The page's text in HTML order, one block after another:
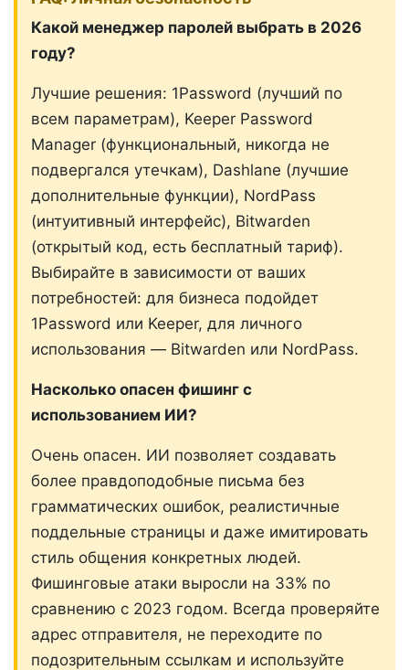
Какой менеджер паролей выбрать в 2026
году?
Лучшие решения: 1Password (лучший по
всем параметрам), Keeper Password
Manager (функциональный, никогда не
подвергался утечкам), Dashlane (лучшие
дополнительные функции), NordPass
(интуитивный интерфейс), Bitwarden
(открытый код, есть бесплатный тариф).
Выбирайте в зависимости от ваших
потребностей: для бизнеса подойдет
1Password или Keeper, для личного
использования — Bitwarden или NordPass.
Насколько опасен фишинг с
использованием ИИ?
Очень опасен. ИИ позволяет создавать
более правдоподобные письма без
грамматических ошибок, реалистичные
поддельные страницы и даже имитировать
стиль общения конкретных людей.
Фишинговые атаки выросли на 33% по
сравнению с 2023 годом. Всегда проверяйте
адрес отправителя, не переходите по
подозрительным ссылкам и используйте